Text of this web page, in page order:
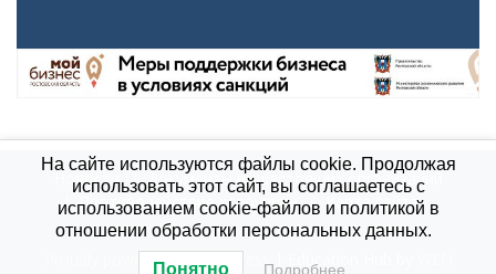
Новости
Документы вышестоящих организаций
Противодействие коррупции
Карта сайта
МБОУ \"Гимназия им. А.П.Чехова\", 2021
Proudly powered by WordPress
На сайте используются файлы cookie. Продолжая
использовать этот сайт, вы соглашаетесь с
использованием cookie-файлов и политикой в
отношении обработки персональных данных.
Понятно Подробнее…